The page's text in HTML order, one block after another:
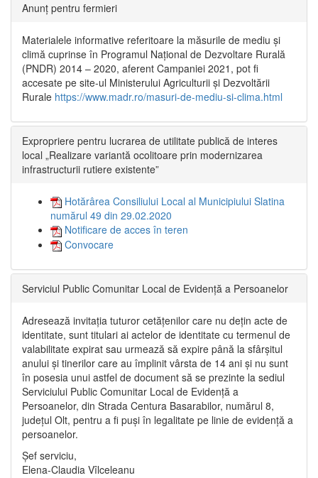
Anunț pentru fermieri
Materialele informative referitoare la măsurile de mediu și
climă cuprinse în Programul Național de Dezvoltare Rurală
(PNDR) 2014 – 2020, aferent Campaniei 2021, pot fi
accesate pe site-ul Ministerului Agriculturii și Dezvoltării
Rurale https://www.madr.ro/masuri-de-mediu-si-clima.html
Expropriere pentru lucrarea de utilitate publică de interes
local „Realizare variantă ocolitoare prin modernizarea
infrastructurii rutiere existente”
Hotărârea Consiliului Local al Municipiului Slatina
numărul 49 din 29.02.2020
Notificare de acces în teren
Convocare
Serviciul Public Comunitar Local de Evidență a Persoanelor
Adresează invitația tuturor cetățenilor care nu dețin acte de
identitate, sunt titulari ai actelor de identitate cu termenul de
valabilitate expirat sau urmează să expire până la sfârșitul
anului și tinerilor care au împlinit vârsta de 14 ani și nu sunt
în posesia unui astfel de document să se prezinte la sediul
Serviciului Public Comunitar Local de Evidență a
Persoanelor, din Strada Centura Basarabilor, numărul 8,
județul Olt, pentru a fi puși în legalitate pe linie de evidență a
persoanelor.
Șef serviciu,
Elena-Claudia Vîlceleanu